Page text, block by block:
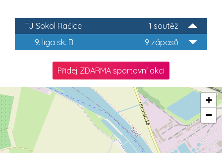
1 soutěž
TJ Sokol Račice
9 zápasů
9. liga sk. B
Přidej ZDARMA sportovní akci
+
−